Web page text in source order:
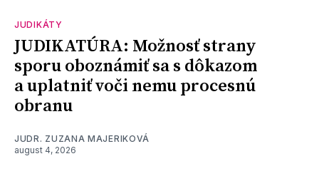
JUDIKÁTY
JUDIKATÚRA: Možnosť strany
sporu oboznámiť sa s dôkazom
a uplatniť voči nemu procesnú
obranu
JUDR. ZUZANA MAJERIKOVÁ
august 4, 2026